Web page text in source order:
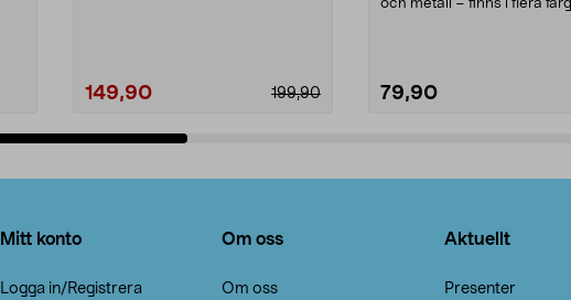
199,90
149,90
och metall – finns i flera
79,90
Mitt konto
Logga in/Registrera
Om oss
Om oss
Aktuellt
Presenter